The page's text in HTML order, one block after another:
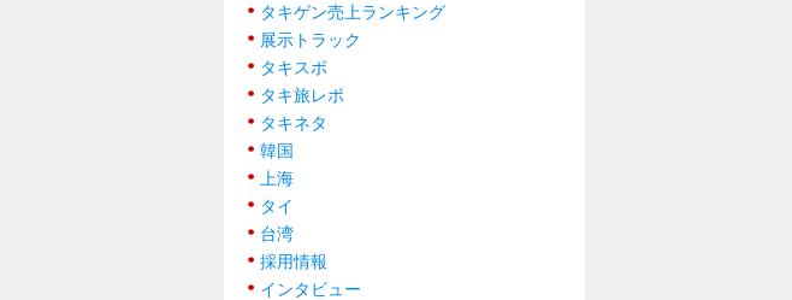
タキゲン売上ランキング
展示トラック
タキスポ
タキ旅レポ
タキネタ
韓国
上海
タイ
台湾
採用情報
インタビュー